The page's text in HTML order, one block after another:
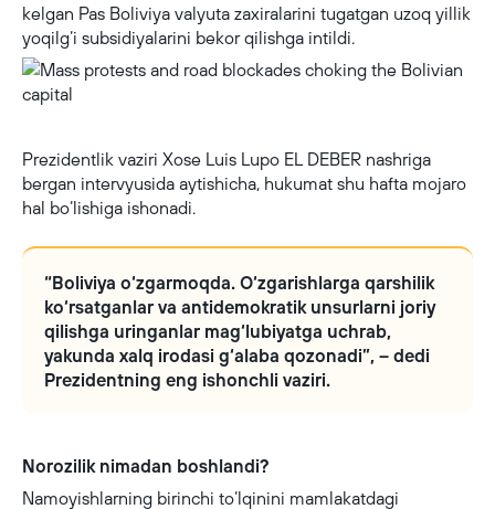
kelgan Pas Boliviya valyuta zaxiralarini tugatgan uzoq yillik
yoqilg‘i subsidiyalarini bekor qilishga intildi.
Prezidentlik vaziri Xose Luis Lupo EL DEBER nashriga
bergan intervyusida aytishicha, hukumat shu hafta mojaro
hal bo‘lishiga ishonadi.
“Boliviya o‘zgarmoqda. O‘zgarishlarga qarshilik
ko‘rsatganlar va antidemokratik unsurlarni joriy
qilishga uringanlar mag‘lubiyatga uchrab,
yakunda xalq irodasi g‘alaba qozonadi”, – dedi
Prezidentning eng ishonchli vaziri.
Norozilik nimadan boshlandi?
Namoyishlarning birinchi to‘lqinini mamlakatdagi